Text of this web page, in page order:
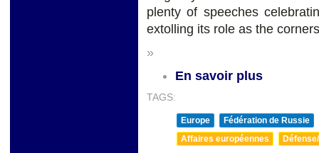
plenty of speeches
extolling its role as the
»
En savoir plus
TAGS:
Europe
Fédération de Russie
Affaires européennes